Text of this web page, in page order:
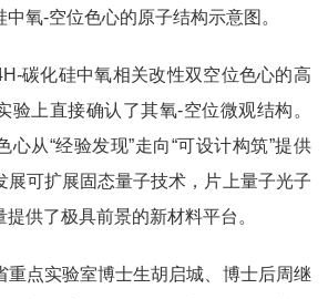
中氧-空位色心的原子结构示意图。
化硅中氧相关改性双空位色心的高
验上直接确认了其氧-空位微观结构。
心从“经验发现”走向“可设计构筑”提供
展可扩展固态量子技术，片上量子光子
供了极具前景的新材料平台。
点实验室博士生胡启城、博士后周继